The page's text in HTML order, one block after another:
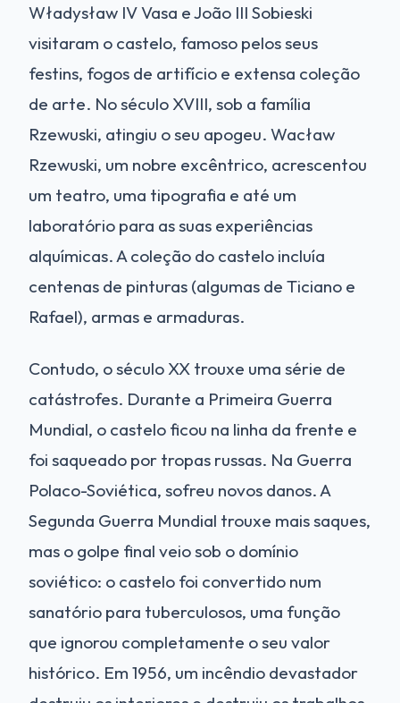
Władysław IV Vasa e João III Sobieski
visitaram o castelo, famoso pelos seus
festins, fogos de artifício e extensa coleção
de arte. No século XVIII, sob a família
Rzewuski, atingiu o seu apogeu. Wacław
Rzewuski, um nobre excêntrico, acrescentou
um teatro, uma tipografia e até um
laboratório para as suas experiências
alquímicas. A coleção do castelo incluía
centenas de pinturas (algumas de Ticiano e
Rafael), armas e armaduras.
Contudo, o século XX trouxe uma série de
catástrofes. Durante a Primeira Guerra
Mundial, o castelo ficou na linha da frente e
foi saqueado por tropas russas. Na Guerra
Polaco-Soviética, sofreu novos danos. A
Segunda Guerra Mundial trouxe mais saques,
mas o golpe final veio sob o domínio
soviético: o castelo foi convertido num
sanatório para tuberculosos, uma função
que ignorou completamente o seu valor
histórico. Em 1956, um incêndio devastador